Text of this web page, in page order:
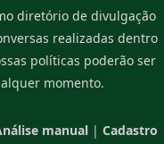
diretório de divulgação
realizadas dentro
políticas poderão ser
momento.
manual| Cadastro